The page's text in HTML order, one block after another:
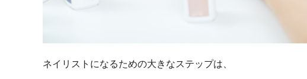
ネイリストになるための大きなステップは、